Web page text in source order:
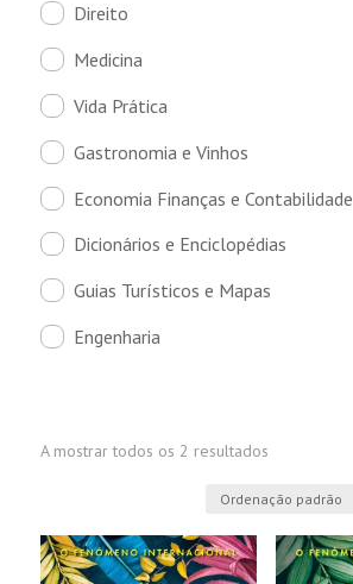
Direito
Medicina
Vida Prática
Gastronomia e Vinhos
Economia Finanças e Contabilidade
Dicionários e Enciclopédias
Guias Turísticos e Mapas
Engenharia
A mostrar todos os 2 resultados